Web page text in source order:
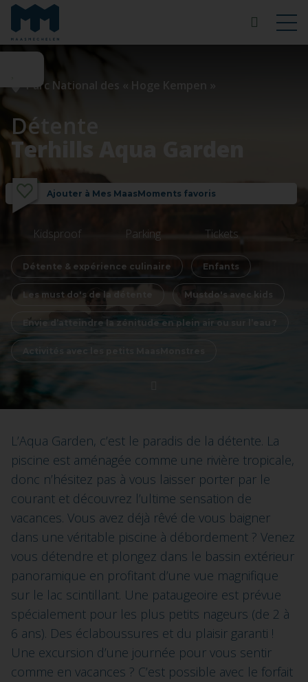
Parc National des « Hoge Kempen »
Détente
Terhills Aqua Garden
Ajouter à Mes MaasMoments favoris
Kidsproof Parking Tickets
Détente & expérience culinaire Enfants
Les must do's de la détente Mustdo's avec kids
Envie d’atteindre la zénitude en plein air ou sur l’eau ?
Activités avec les petits MaasMonstres
L’Aqua Garden, c’est le paradis de la détente. La
piscine est aménagée comme une rivière tropicale,
donc n’hésitez pas à vous laisser porter par le
courant et découvrez l’ultime sensation de
vacances. Vous avez déjà rêvé de vous baigner
dans une véritable piscine à débordement ? Venez
vous détendre et plongez dans le bassin extérieur
panoramique en profitant d’une vue magnifique
sur le lac scintillant. Une pataugeoire est prévue
spécialement pour les plus petits nageurs (de 2 à
6 ans). Des éclaboussures et du plaisir garanti !
Une excursion d’une journée pour vous sentir
comme en vacances ? C’est possible avec le forfait